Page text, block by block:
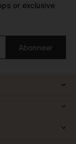
or exclusive
Abonneer